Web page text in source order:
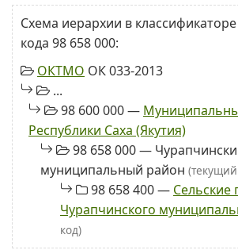
Схема иерархии в
кода 98 658 000:
ОКТМО ОК 033-2013
...
98 600 000 —
Республики Саха (Якутия)
98 658 000 —
муниципальный район
98 658 400 — Сельские
Чурапчинского
код)